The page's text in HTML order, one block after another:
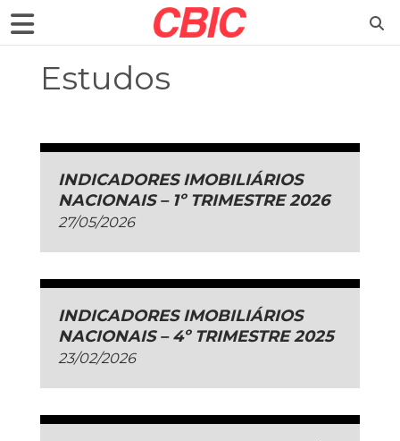
Estudos
INDICADORES IMOBILIÁRIOS
NACIONAIS – 1º TRIMESTRE 2026
27/05/2026
INDICADORES IMOBILIÁRIOS
NACIONAIS – 4º TRIMESTRE 2025
23/02/2026